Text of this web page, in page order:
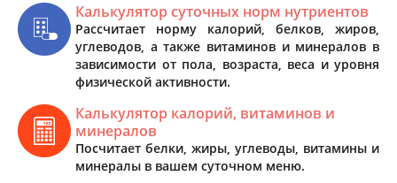
Калькулятор суточных норм нутриентов
Рассчитает норму калорий, белков, жиров,
углеводов, а также витаминов и минералов в
зависимости от пола, возраста, веса и уровня
физической активности.
Калькулятор калорий, витаминов и
минералов
Посчитает белки, жиры, углеводы, витамины и
минералы в вашем суточном меню.